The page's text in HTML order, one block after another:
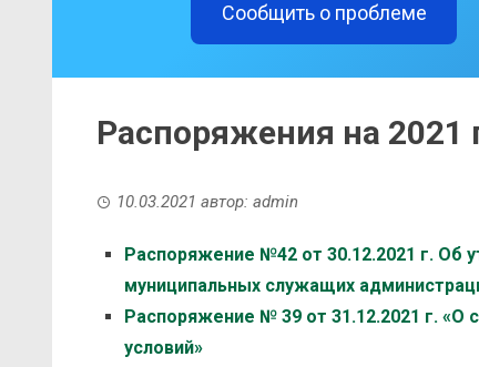
Сообщить о проблеме
Распоряжения на 2021
10.03.2021 автор: admin
Распоряжение №42 от 30.12.2021 г. Об
муниципальных служащих
Распоряжение № 39 от 31.12.2021 г.
условий»